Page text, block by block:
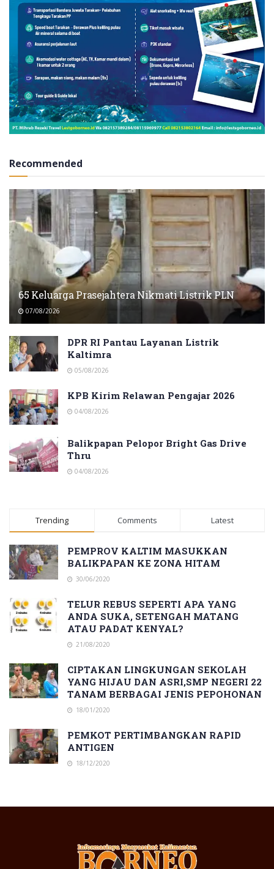
Recommended
65 Keluarga Prasejahtera Nikmati Listrik PLN
07/08/2026
DPR RI Pantau Layanan Listrik
Kaltimra
05/08/2026
KPB Kirim Relawan Pengajar 2026
04/08/2026
Balikpapan Pelopor Bright Gas Drive
Thru
04/08/2026
Trending Comments Latest
PEMPROV KALTIM MASUKKAN
BALIKPAPAN KE ZONA HITAM
30/06/2020
TELUR REBUS SEPERTI APA YANG
ANDA SUKA, SETENGAH MATANG
ATAU PADAT KENYAL?
21/08/2020
CIPTAKAN LINGKUNGAN SEKOLAH
YANG HIJAU DAN ASRI,SMP NEGERI 22
TANAM BERBAGAI JENIS PEPOHONAN
18/01/2020
PEMKOT PERTIMBANGKAN RAPID
ANTIGEN
18/12/2020